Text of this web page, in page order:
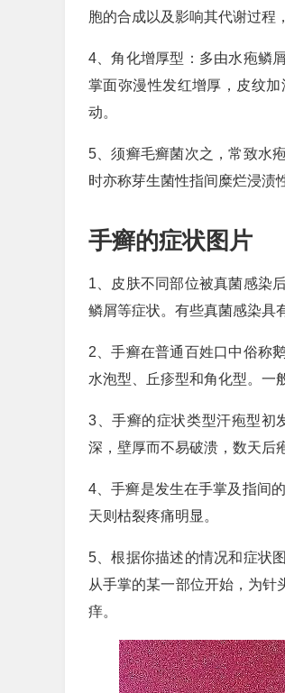
胞的合成以及影响其代谢过程
4、角化增厚型：多由水疱鳞
掌面弥漫性发红增厚，皮纹
动。
5、须癣毛癣菌次之，常致水
时亦称芽生菌性指间糜烂浸渍
手癣的症状图片
1、皮肤不同部位被真菌感染
鳞屑等症状。有些真菌感染具
2、手癣在普通百姓口中俗称
水泡型、丘疹型和角化型。一
3、手癣的症状类型汗疱型初
深，壁厚而不易破溃，数天后
4、手癣是发生在手掌及指间
天则枯裂疼痛明显。
5、根据你描述的情况和症状
从手掌的某一部位开始，为
痒。